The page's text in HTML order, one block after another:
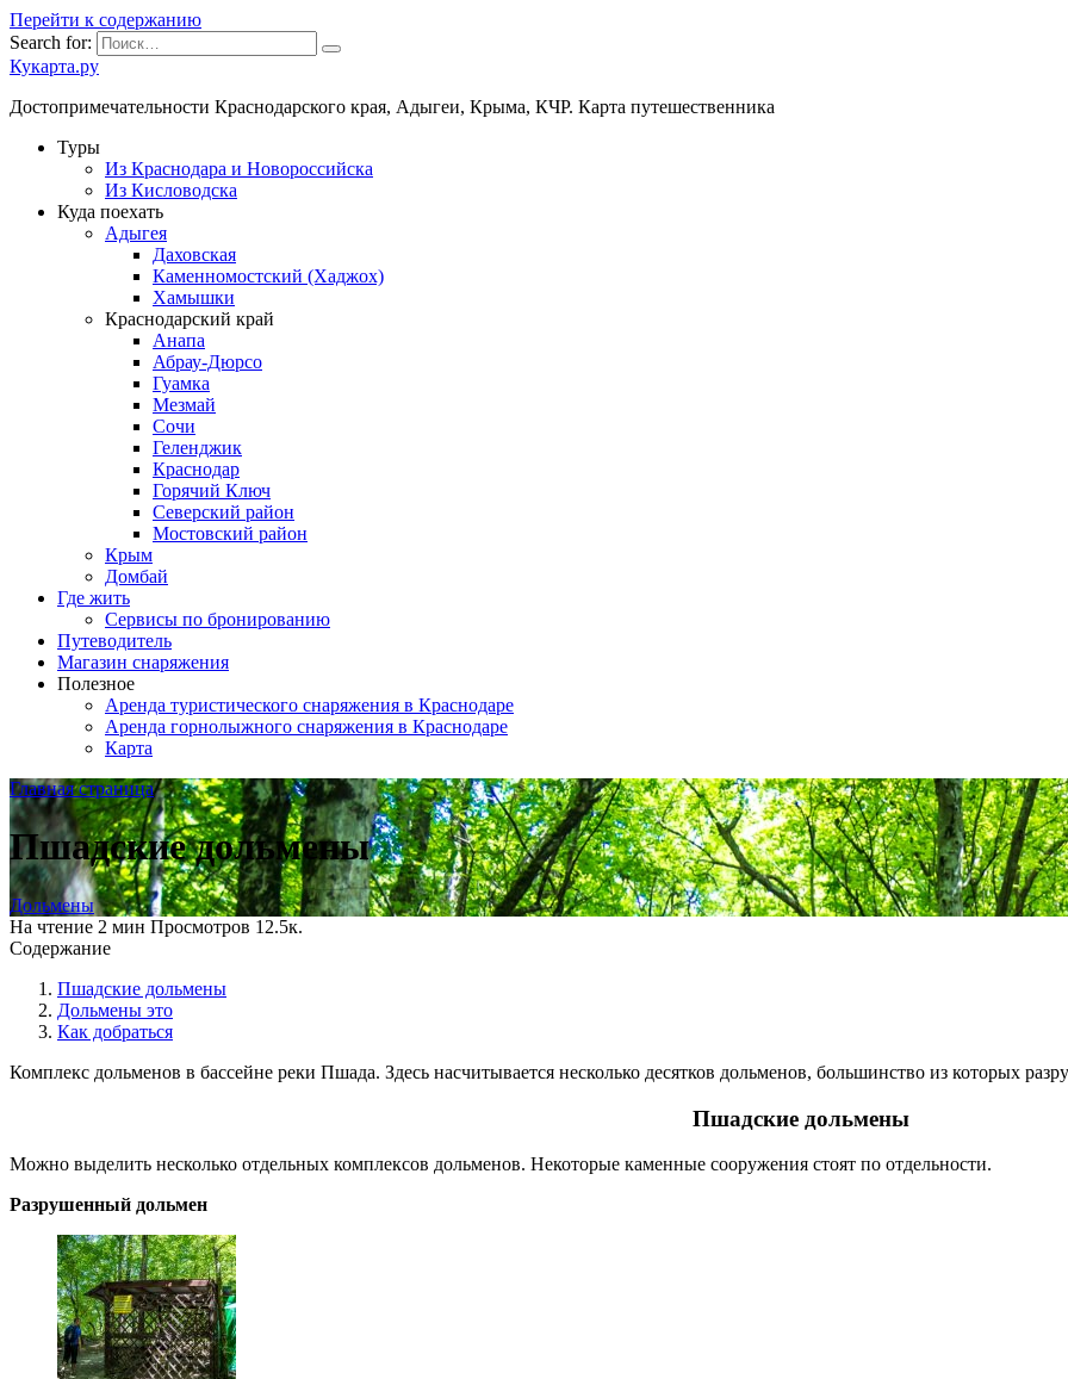
Перейти к содержанию
Search for:
Кукарта.ру
Достопримечательности Краснодарского края, Адыгеи, Крыма, КЧР. Карта путешественника
Туры
Из Краснодара и Новороссийска
Из Кисловодска
Куда поехать
Адыгея
Даховская
Каменномостский (Хаджох)
Хамышки
Краснодарский край
Анапа
Абрау-Дюрсо
Гуамка
Мезмай
Сочи
Геленджик
Краснодар
Горячий Ключ
Северский район
Мостовский район
Крым
Домбай
Где жить
Сервисы по бронированию
Путеводитель
Магазин снаряжения
Полезное
Аренда туристического снаряжения в Краснодаре
Аренда горнолыжного снаряжения в Краснодаре
Карта
Главная страница
Пшадские дольмены
Дольмены
На чтение 2 мин Просмотров 12.5к.
Содержание
Пшадские дольмены
Дольмены это
Как добраться
Комплекс дольменов в бассейне реки Пшада. Здесь насчитывается несколько десятков дольменов, большинство из которых
Пшадские дольмены
Можно выделить несколько отдельных комплексов дольменов. Некоторые каменные сооружения стоят по отдельности.
Разрушенный дольмен